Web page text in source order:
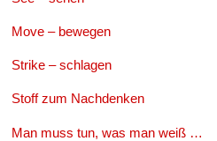
Move – bewegen
Strike – schlagen
Stoff zum Nachdenken
Man muss tun, was man weiß …